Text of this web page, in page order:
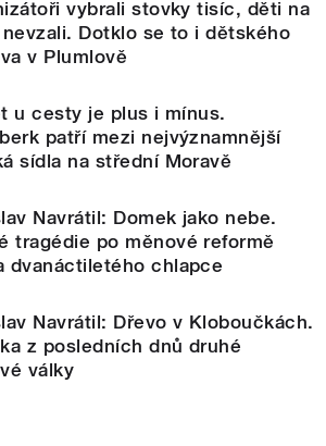
vybrali stovky tisíc, děti na
Dotklo se to i dětského
v Plumlově
u cesty je plus i mínus.
patří mezi nejvýznamnější
sídla na střední Moravě
Navrátil: Domek jako nebe.
tragédie po měnové reformě
dvanáctiletého chlapce
Navrátil: Dřevo v Kloboučkách.
z posledních dnů druhé
války